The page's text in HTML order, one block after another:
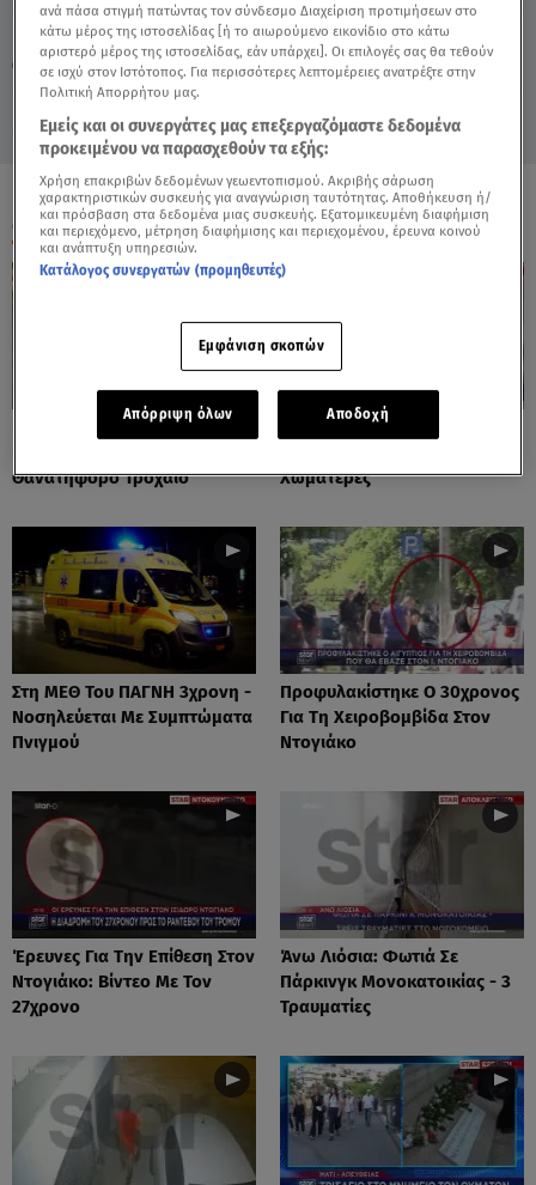
Πέμπτη 6 Αυγούστου 2026
12.05.26, 21:00 ΕΛΛΑΔΑ
ΟΛΑ ΤΑ ΒΙΝΤΕΟ
Πόρτο Ράφτη: Bίντεο
Θανατηφόρο Τροχαίο
Πάρος: Τα Διάσπαρτα Φυτίλια
Χωματερές
Στη ΜΕΘ Του ΠΑΓΝΗ 3χρονη -
Νοσηλεύεται Με Συμπτώματα
Πνιγμού
Προφυλακίστηκε Ο 30χρονος
Για Τη Χειροβομβίδα Στον
Ντογιάκο
Έρευνες Για Την Επίθεση Στον
Ντογιάκο: Βίντεο Με Τον
27χρονο
Άνω Λιόσια: Φωτιά Σε
Πάρκινγκ Μονοκατοικίας - 3
Τραυματίες
ανά πάσα στιγμή πατώντας τον σύνδεσμο Διαχείριση προτιμήσεων στο
κάτω μέρος της ιστοσελίδας [ή το αιωρούμενο εικονίδιο στο κάτω
αριστερό μέρος της ιστοσελίδας, εάν υπάρχει]. Οι επιλογές σας θα τεθούν
σε ισχύ στον Ιστότοπος. Για περισσότερες λεπτομέρειες ανατρέξτε στην
Πολιτική Απορρήτου μας.
Εμείς και οι συνεργάτες μας επεξεργαζόμαστε δεδομένα
προκειμένου να παρασχεθούν τα εξής:
Χρήση επακριβών δεδομένων γεωεντοπισμού. Ακριβής σάρωση
χαρακτηριστικών συσκευής για αναγνώριση ταυτότητας. Αποθήκευση ή/
και πρόσβαση στα δεδομένα μιας συσκευής. Εξατομικευμένη διαφήμιση
και περιεχόμενο, μέτρηση διαφήμισης και περιεχομένου, έρευνα κοινού
και ανάπτυξη υπηρεσιών.
Κατάλογος συνεργατών (προμηθευτές)
Εμφάνιση σκοπών
Απόρριψη όλων Αποδοχή